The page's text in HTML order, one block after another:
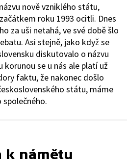
nově vzniklého státu,
roku 1993 ocitli. Dnes
za uši netahá, ve své době šlo
Asi stejně, jako když se
diskutovalo o názvu
korunou se u nás ale platí už
faktu, že nakonec došlo
státu, máme
společného.
k námětu